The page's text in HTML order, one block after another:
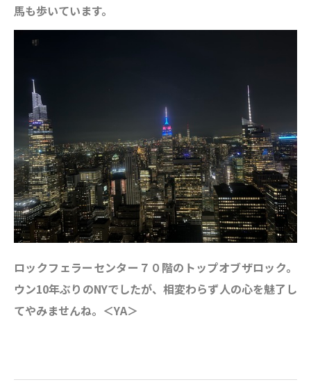
馬も歩いています。
ロックフェラーセンター７０階のトップオブザロック。
ウン10年ぶりのNYでしたが、相変わらず人の心を魅了し
てやみませんね。＜YA＞